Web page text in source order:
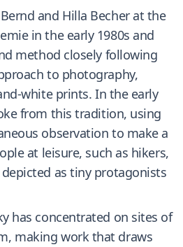
and Hilla Becher at the
in the early 1980s and
method closely following
to photography,
white prints. In the early
from this tradition, using
observation to make a
at leisure, such as hikers,
as tiny protagonists
has concentrated on sites of
making work that draws